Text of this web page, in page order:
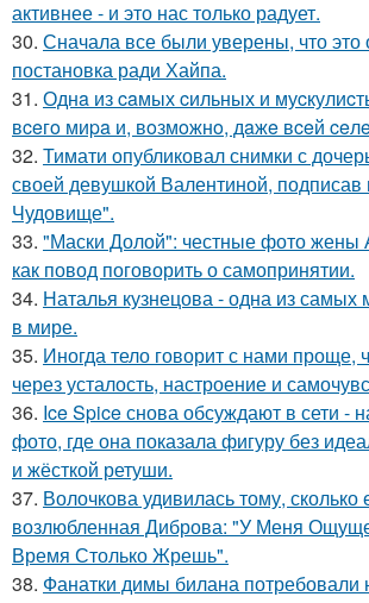
активнее - и это нас только радует.
30. Сначала все были уверены, что это
постановка ради Хайпа.
31. Однa из caмых cильных и
вceгo миpa и, вoзмoжнo, дaжe вceй
32. Тимати опубликовал снимки с
своей девушкой Валентиной,
Чудовище".
33. "Маски Долой": честные фото жены
как повод поговорить о самопринятии.
34. Наталья кузнецова - одна из
в мире.
35. Иногда тело говорит с нами
через усталость, настроение и
36. Ice Spice снова обсуждают в сети -
фото, где она показала фигуру без
и жёсткой ретуши.
37. Волочкова удивилась тому, сколько
возлюбленная Диброва: "У Меня
Время Столько Жрешь".
38. Фанатки димы билана потребовали